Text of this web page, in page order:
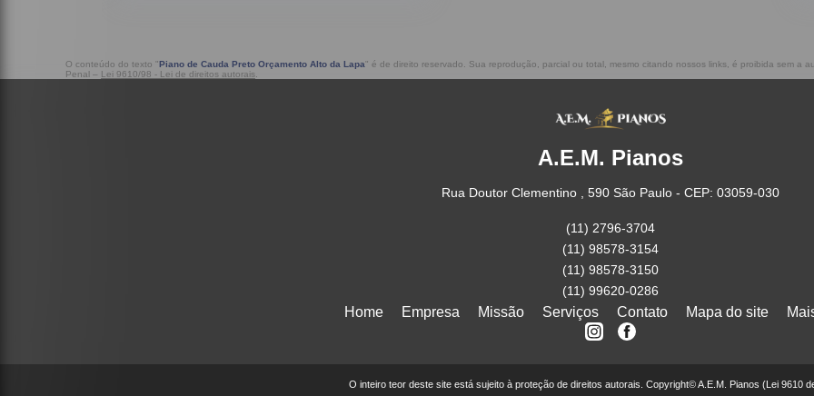
O conteúdo do texto "Piano de Cauda Preto Orçamento Alto da Lapa" é de direito reservado. Sua reprodução, parcial ou total, mesmo citando nossos links, é proibida sem a
Penal – Lei 9610/98 - Lei de direitos autorais
A.E.M. Pianos
Rua Doutor Clementino , 590 São Paulo - CEP: 03059-030
(11) 2796-3704
(11) 98578-3154
(11) 98578-3150
(11) 99620-0286
Home Empresa Missão Serviços Contato Mapa do site
O inteiro teor deste site está sujeito à proteção de direitos autorais. Copyright© A.E.M. Pianos (Lei 9610